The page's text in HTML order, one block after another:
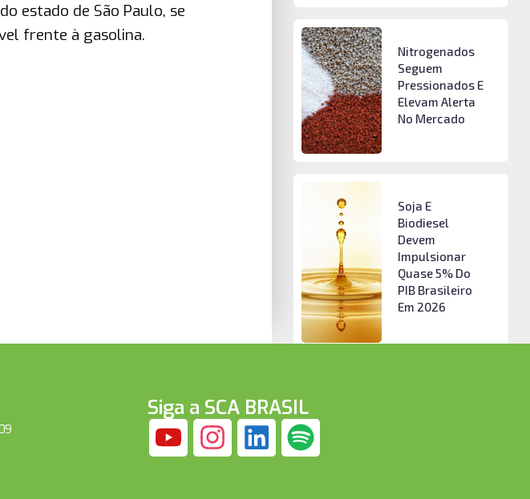
estado de São Paulo, se
frente à gasolina.
Nitrogenados
Seguem
Pressionados E
Elevam Alerta
No Mercado
Soja E
Biodiesel
Devem
Impulsionar
Quase 5% Do
PIB Brasileiro
Em 2026
Siga a SCA BRASIL